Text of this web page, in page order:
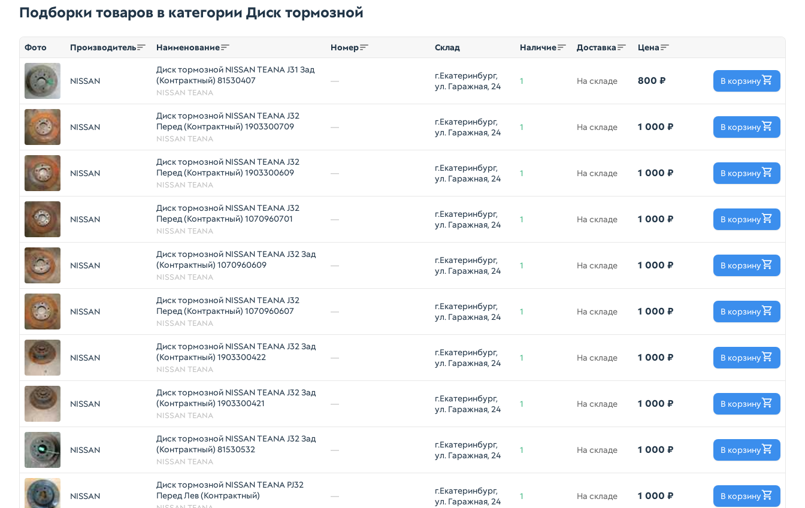
Подборки товаров в категории Диск тормозной
Фото Производитель Наименование Номер Склад Наличие Доставка Цена
NISSAN
Диск тормозной NISSAN TEANA J31 Зад
(Контрактный) 81530407
NISSAN TEANA
—
г.Екатеринбург,
ул. Гаражная, 24
1 На складе 800 ₽ В корзину
NISSAN
Диск тормозной NISSAN TEANA J32
Перед (Контрактный) 1903300709
NISSAN TEANA
—
г.Екатеринбург,
ул. Гаражная, 24
1 На складе 1 000 ₽ В корзину
NISSAN
Диск тормозной NISSAN TEANA J32
Перед (Контрактный) 1903300609
NISSAN TEANA
—
г.Екатеринбург,
ул. Гаражная, 24
1 На складе 1 000 ₽ В корзину
NISSAN
Диск тормозной NISSAN TEANA J32
Перед (Контрактный) 1070960701
NISSAN TEANA
—
г.Екатеринбург,
ул. Гаражная, 24
1 На складе 1 000 ₽ В корзину
NISSAN
Диск тормозной NISSAN TEANA J32 Зад
(Контрактный) 1070960609
NISSAN TEANA
—
г.Екатеринбург,
ул. Гаражная, 24
1 На складе 1 000 ₽ В корзину
NISSAN
Диск тормозной NISSAN TEANA J32
Перед (Контрактный) 1070960607
NISSAN TEANA
—
г.Екатеринбург,
ул. Гаражная, 24
1 На складе 1 000 ₽ В корзину
NISSAN
Диск тормозной NISSAN TEANA J32 Зад
(Контрактный) 1903300422
NISSAN TEANA
—
г.Екатеринбург,
ул. Гаражная, 24
1 На складе 1 000 ₽ В корзину
NISSAN
Диск тормозной NISSAN TEANA J32 Зад
(Контрактный) 1903300421
NISSAN TEANA
—
г.Екатеринбург,
ул. Гаражная, 24
1 На складе 1 000 ₽ В корзину
NISSAN
Диск тормозной NISSAN TEANA J32 Зад
(Контрактный) 81530532
NISSAN TEANA
—
г.Екатеринбург,
ул. Гаражная, 24
1 На складе 1 000 ₽ В корзину
NISSAN
Диск тормозной NISSAN TEANA PJ32
Перед Лев (Контрактный)
—
г.Екатеринбург,
ул. Гаражная, 24
1 На складе 1 000 ₽ В корзину